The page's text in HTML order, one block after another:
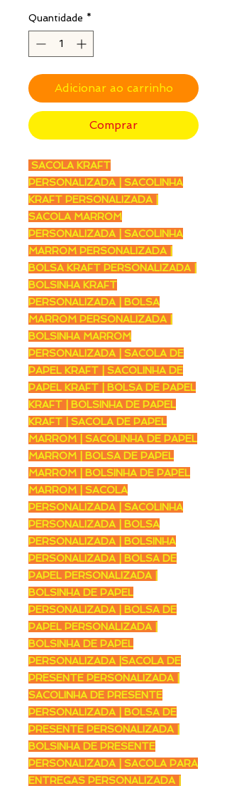
Quantidade *
Adicionar ao carrinho
Comprar
SACOLA KRAFT
PERSONALIZADA | SACOLINHA
KRAFT PERSONALIZADA |
SACOLA MARROM
PERSONALIZADA | SACOLINHA
MARROM PERSONALIZADA |
BOLSA KRAFT PERSONALIZADA |
BOLSINHA KRAFT
PERSONALIZADA | BOLSA
MARROM PERSONALIZADA |
BOLSINHA MARROM
PERSONALIZADA | SACOLA DE
PAPEL KRAFT | SACOLINHA DE
PAPEL KRAFT | BOLSA DE PAPEL
KRAFT | BOLSINHA DE PAPEL
KRAFT | SACOLA DE PAPEL
MARROM | SACOLINHA DE PAPEL
MARROM | BOLSA DE PAPEL
MARROM | BOLSINHA DE PAPEL
MARROM | SACOLA
PERSONALIZADA | SACOLINHA
PERSONALIZADA | BOLSA
PERSONALIZADA | BOLSINHA
PERSONALIZADA | BOLSA DE
PAPEL PERSONALIZADA |
BOLSINHA DE PAPEL
PERSONALIZADA | BOLSA DE
PAPEL PERSONALIZADA |
BOLSINHA DE PAPEL
PERSONALIZADA |SACOLA DE
PRESENTE PERSONALIZADA |
SACOLINHA DE PRESENTE
PERSONALIZADA | BOLSA DE
PRESENTE PERSONALIZADA |
BOLSINHA DE PRESENTE
PERSONALIZADA | SACOLA PARA
ENTREGAS PERSONALIZADA |